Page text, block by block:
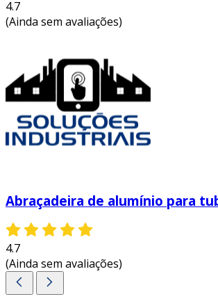
4.7
(Ainda sem avaliações)
Abraçadeira de alumínio para
4.7
(Ainda sem avaliações)